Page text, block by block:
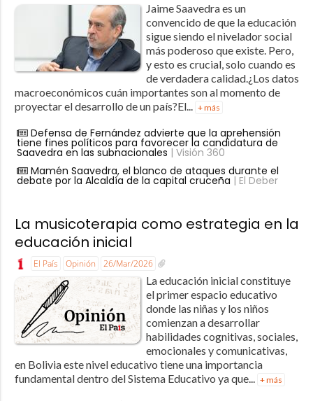
Jaime Saavedra es un
convencido de que la educación
sigue siendo el nivelador social
más poderoso que existe. Pero,
y esto es crucial, solo cuando es
de verdadera calidad.¿Los datos
macroeconómicos cuán importantes son al momento de
proyectar el desarrollo de un país?El... + más
Defensa de Fernández advierte que la aprehensión
tiene fines políticos para favorecer la candidatura de
Saavedra en las subnacionales | Visión 360
Mamén Saavedra, el blanco de ataques durante el
debate por la Alcaldía de la capital cruceña | El Deber
La musicoterapia como estrategia en la
educación inicial
El País Opinión 26/Mar/2026
La educación inicial constituye
el primer espacio educativo
donde las niñas y los niños
comienzan a desarrollar
habilidades cognitivas, sociales,
emocionales y comunicativas,
en Bolivia este nivel educativo tiene una importancia
fundamental dentro del Sistema Educativo ya que...
+ más